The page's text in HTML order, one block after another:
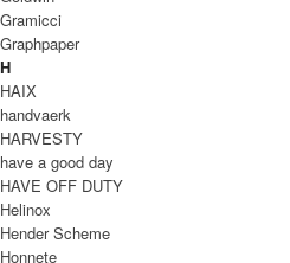
Gramicci
Graphpaper
H
HAIX
handvaerk
HARVESTY
have a good day
HAVE OFF DUTY
Helinox
Hender Scheme
Honnete